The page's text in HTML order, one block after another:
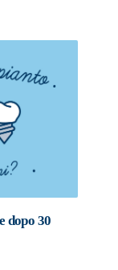
dopo 30